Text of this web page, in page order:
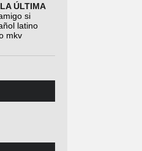
ÚLTIMA
si
latino
mkv